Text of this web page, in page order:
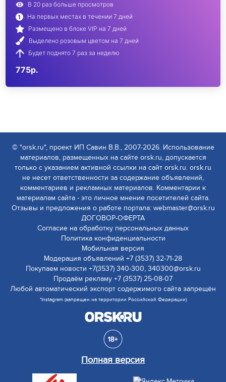
В 20 раз больше просмотров
На первых местах в течении 7 дней
Размещено в блоке VIP на 7 дней
Выделено розовым цветом на 7 дней
Будет поднято 7 раз за неделю
775р.
© "orsk.ru", проект ИП Савин В.В., 2007-2026. Использование
материалов, размещенных на сайте orsk.ru, допускается
только с указанием активной ссылки на сайт orsk.ru. orsk.ru
не несет ответственности за содержание объявлений,
комментариев и рекламных материалов. Комментарии к
материалам сайта - это личное мнение посетителей сайта.
Отзывы и предложения о работе портала: webmaster@orsk.ru
ДОГОВОР-ОФЕРТА
Согласие на обработку персональных данных
Политика конфиденциальности
Мобильная версия
Модерация объявлений +7 (3537) 32-71-28
Покупаем новости +7(3537) 340-300, 340300@orsk.ru
Продаём рекламу +7 (3537) 25-08-07
Любой автоматический экспорт содержимого сайта запрещён
*Instagram (запрещен на территории Российской Федерации)
Полная версия